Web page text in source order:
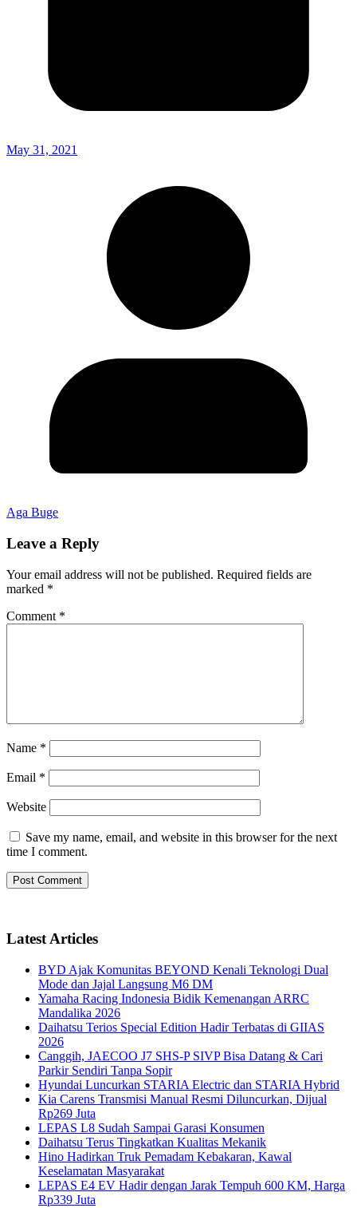
May 31, 2021
Aga Buge
Leave a Reply
Your email address will not be published. Required fields are
marked *
Comment *
Name *
Email *
Website
Save my name, email, and website in this browser for the next
time I comment.
Latest Articles
BYD Ajak Komunitas BEYOND Kenali Teknologi Dual
Mode dan Jajal Langsung M6 DM
Yamaha Racing Indonesia Bidik Kemenangan ARRC
Mandalika 2026
Daihatsu Terios Special Edition Hadir Terbatas di GIIAS
2026
Canggih, JAECOO J7 SHS-P SIVP Bisa Datang & Cari
Parkir Sendiri Tanpa Sopir
Hyundai Luncurkan STARIA Electric dan STARIA Hybrid
Kia Carens Transmisi Manual Resmi Diluncurkan, Dijual
Rp269 Juta
LEPAS L8 Sudah Sampai Garasi Konsumen
Daihatsu Terus Tingkatkan Kualitas Mekanik
Hino Hadirkan Truk Pemadam Kebakaran, Kawal
Keselamatan Masyarakat
LEPAS E4 EV Hadir dengan Jarak Tempuh 600 KM, Harga
Rp339 Juta